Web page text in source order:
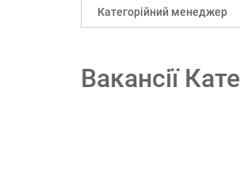
Категорійний менеджер
Вакансії